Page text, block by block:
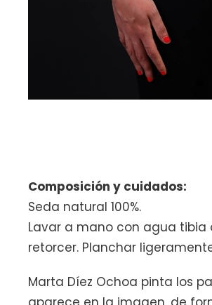
Composición y cuidados:
Seda natural 100%.
Lavar a mano con agua tibia
retorcer. Planchar
Marta Díez Ochoa pinta los